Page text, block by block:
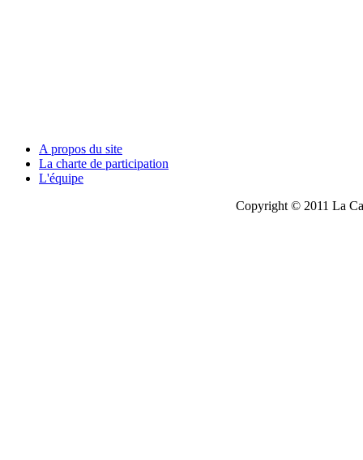
A propos du site
La charte de participation
L'équipe
Copyright © 2011 La